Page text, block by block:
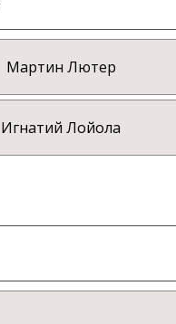
Мартин Лютер
Игнатий Лойола